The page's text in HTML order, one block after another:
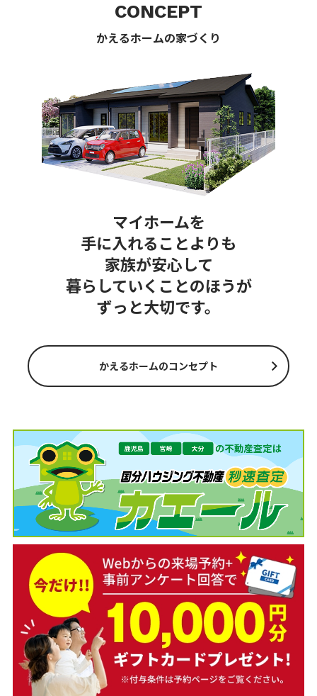
CONCEPT
かえるホームの家づくり
マイホームを
手に入れることよりも
家族が安心して
暮らしていくことのほうが
ずっと大切です。
かえるホームのコンセプト